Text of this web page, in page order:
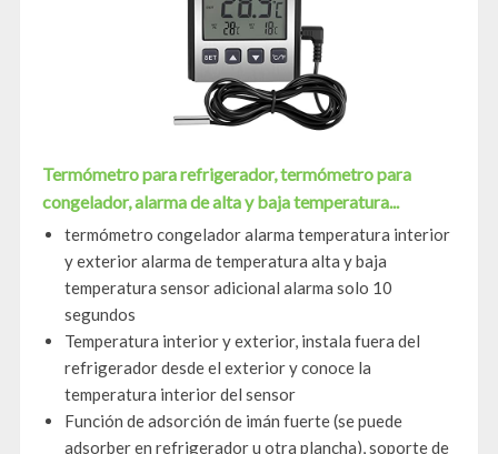
Termómetro para refrigerador, termómetro para
congelador, alarma de alta y baja temperatura...
termómetro congelador alarma temperatura interior
y exterior alarma de temperatura alta y baja
temperatura sensor adicional alarma solo 10
segundos
Temperatura interior y exterior, instala fuera del
refrigerador desde el exterior y conoce la
temperatura interior del sensor
Función de adsorción de imán fuerte (se puede
adsorber en refrigerador u otra plancha), soporte de